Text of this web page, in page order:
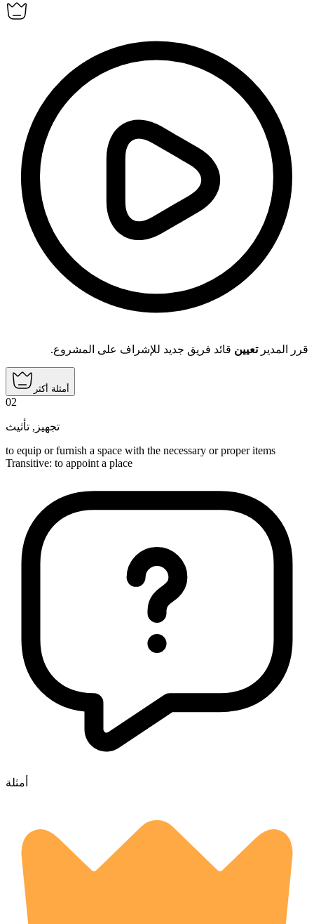
قرر المديرتعيين قائد فريق جديد للإشراف على المشروع.
أمثلة أكثر
02
تجهيز , تأثيث
to equip or furnish a space with the necessary or proper items
Transitive: to appoint a place
أمثلة